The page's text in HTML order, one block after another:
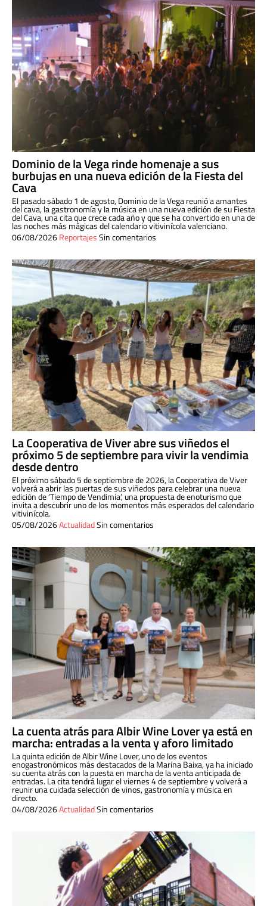
Dominio de la Vega rinde homenaje a sus
burbujas en una nueva edición de la Fiesta del
Cava
El pasado sábado 1 de agosto, Dominio de la Vega reunió a amantes
del cava, la gastronomía y la música en una nueva edición de su Fiesta
del Cava, una cita que crece cada año y que se ha convertido en una de
las noches más mágicas del calendario vitivinícola valenciano.
06/08/2026ReportajesSin comentarios
La Cooperativa de Viver abre sus viñedos el
próximo 5 de septiembre para vivir la vendimia
desde dentro
El próximo sábado 5 de septiembre de 2026, la Cooperativa de Viver
volverá a abrir las puertas de sus viñedos para celebrar una nueva
edición de ‘Tiempo de Vendimia’, una propuesta de enoturismo que
invita a descubrir uno de los momentos más esperados del calendario
vitivinícola.
05/08/2026ActualidadSin comentarios
La cuenta atrás para Albir Wine Lover ya está en
marcha: entradas a la venta y aforo limitado
La quinta edición de Albir Wine Lover, uno de los eventos
enogastronómicos más destacados de la Marina Baixa, ya ha iniciado
su cuenta atrás con la puesta en marcha de la venta anticipada de
entradas. La cita tendrá lugar el viernes 4 de septiembre y volverá a
reunir una cuidada selección de vinos, gastronomía y música en
directo.
04/08/2026ActualidadSin comentarios